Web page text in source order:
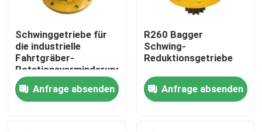
Werksbesichtigung
Qualitätskontrolle
Kontakt mit uns
Schwinggetriebe für
die industrielle
Fahrtgräber-
Rotationsverminderung
Anfrage absenden
R260 Bagger
Schwing-
Reduktionsgetriebe
Anfrage absenden